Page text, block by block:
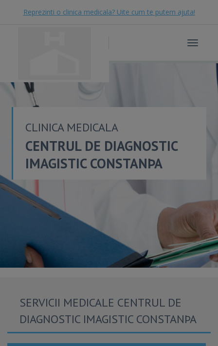
Reprezinti o clinica medicala? Uite cum te putem ajuta!
Toggle
CLINICA MEDICALA
CENTRUL DE DIAGNOSTIC
IMAGISTIC CONSTANÞA
SERVICII MEDICALE CENTRUL DE
DIAGNOSTIC IMAGISTIC CONSTANÞA